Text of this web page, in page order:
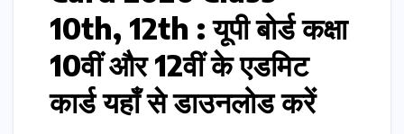
10th, 12th : यूपी बोर्ड कक्षा
10वीं और 12वीं के एडमिट
कार्ड यहाँ से डाउनलोड करें